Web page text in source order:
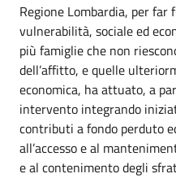
Regione Lombardia, per far
vulnerabilità, sociale ed
più famiglie che non
dell’affitto, e quelle
economica, ha attuato, a
intervento integrando
contributi a fondo perduto
all’accesso e al
e al contenimento degli